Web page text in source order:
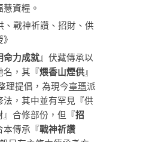
資糧。
命力成就』伏藏傳承以
名，其『煨香山煙供』
理提倡，為現今寧瑪派
法，其中並有罕見『供
』合修部份，但『招
本傳承『戰神祈讚